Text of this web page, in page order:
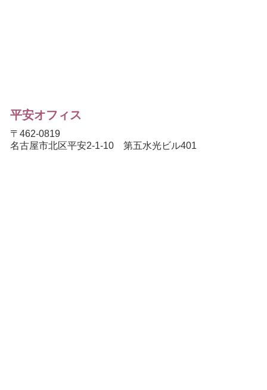
平安オフィス
〒462-0819
名古屋市北区平安2-1-10 第五水光ビル401